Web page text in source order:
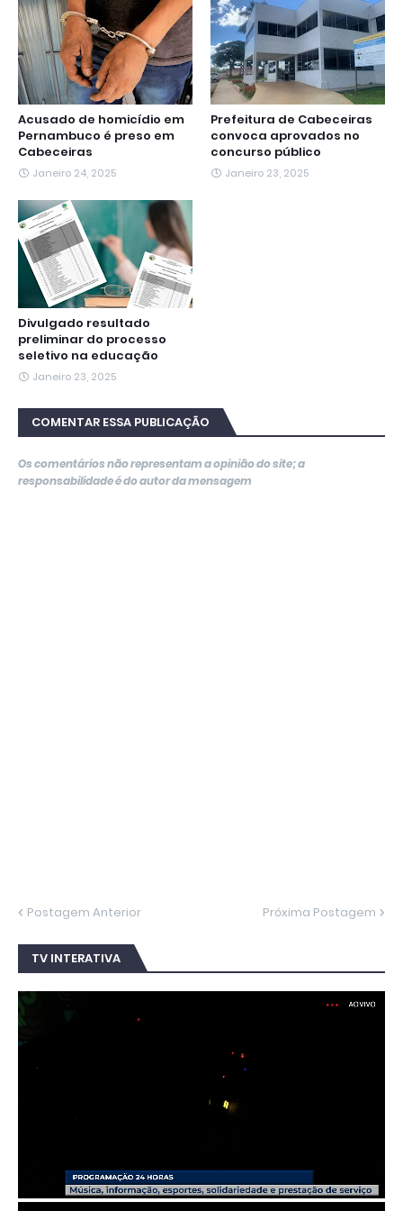
k
p
m
e
r
n
Acusado de homicídio em
Pernambuco é preso em
Cabeceiras
Janeiro 24, 2025
Prefeitura de Cabeceiras
convoca aprovados no
concurso público
Janeiro 23, 2025
Divulgado resultado
preliminar do processo
seletivo na educação
Janeiro 23, 2025
COMENTAR ESSA PUBLICAÇÃO
Os comentários não representam a opinião do site; a
responsabilidade é do autor da mensagem
Postagem Anterior Próxima Postagem
TV INTERATIVA